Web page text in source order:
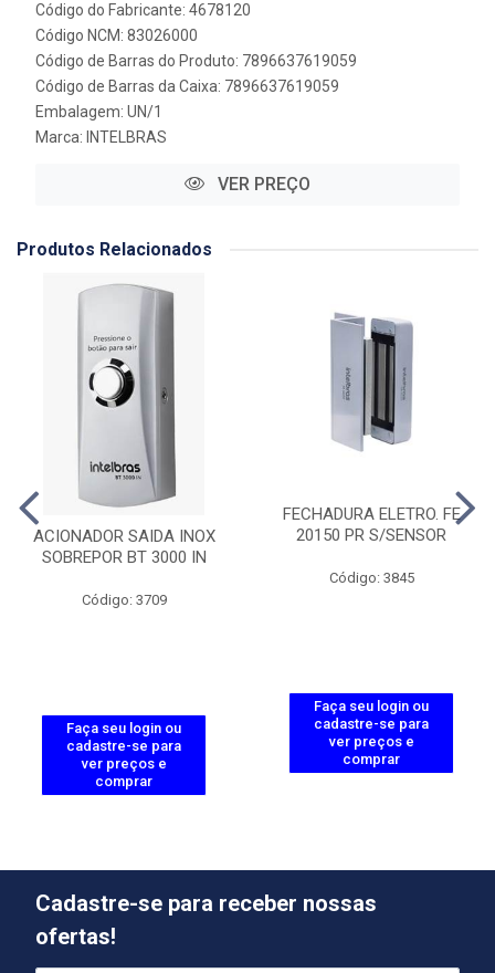
Código do Fabricante: 4678120
Código NCM: 83026000
Código de Barras do Produto: 7896637619059
Código de Barras da Caixa: 7896637619059
Embalagem: UN/1
Marca: INTELBRAS
VER PREÇO
Produtos Relacionados
ACIONADOR SAIDA INOX
SOBREPOR BT 3000 IN
Código: 3709
Faça seu login ou
cadastre-se para
ver preços e
comprar
FECHADURA ELETRO. FE
20150 PR S/SENSOR
Código: 3845
Faça seu login ou
cadastre-se para
ver preços e
comprar
Cadastre-se para receber nossas
ofertas!